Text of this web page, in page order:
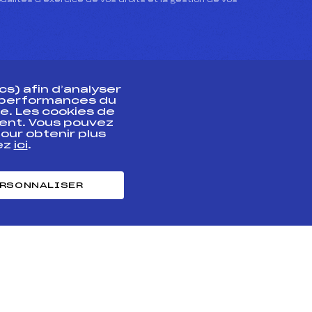
professionnel
afin d’analyser
du
Les cookies de
Vous pouvez
obtenir plus
ici.